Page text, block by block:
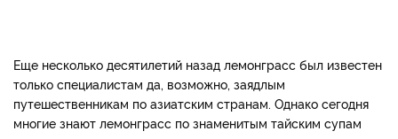
Еще несколько десятилетий назад лемонграсс был известен
только специалистам да, возможно, заядлым
путешественникам по азиатским странам. Однако сегодня
многие знают лемонграсс по знаменитым тайским супам